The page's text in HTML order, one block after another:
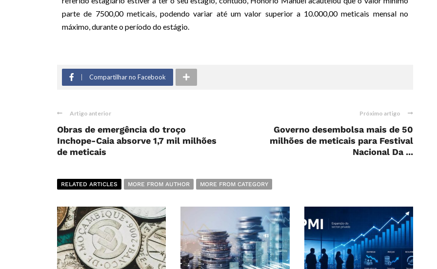
parte de 7500,00 meticais, podendo variar até um valor superior a 10.000,00 meticais mensal no
máximo, durante o período do estágio.
Compartilhar no Facebook
Artigo anterior
Obras de emergência do troço
Inchope-Caia absorve 1,7 mil milhões
de meticais
Próximo artigo
Governo desembolsa mais de 50
milhões de meticais para Festival
Nacional Da ...
RELATED ARTICLES MORE FROM AUTHOR MORE FROM CATEGORY